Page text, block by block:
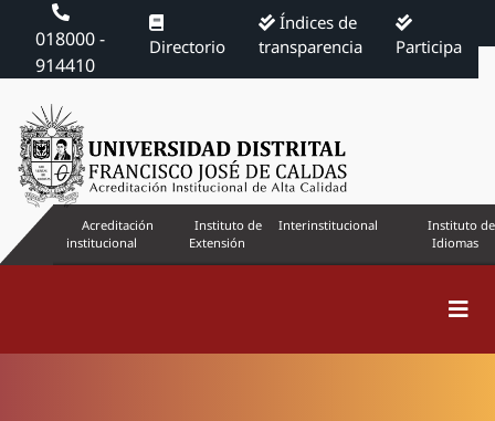
018000 -
914410
Directorio
Índices de
transparencia
Participa
Acreditación
institucional
Instituto de
Extensión
Interinstitucional
Instituto de
Idiomas